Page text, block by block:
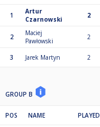
1
Artur
Czarnowski
2
2
Maciej
Pawłowski
2
3 Jarek Martyn 2
GROUP B
POS NAME PLAYED